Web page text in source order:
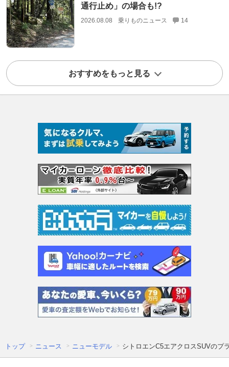
通行止め」の場合も!?
2026.08.08 乗りものニュース 14
おすすめをもっと見る
トップ ニュース ニューモデル シトロエンC5エアクロスSUVのプ